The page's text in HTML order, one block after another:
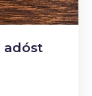
adóst